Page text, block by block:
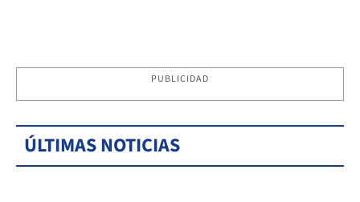
PUBLICIDAD
ÚLTIMAS NOTICIAS